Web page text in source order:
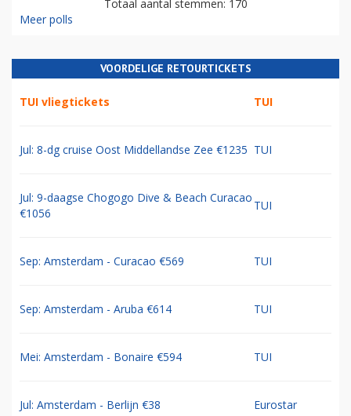
Totaal aantal stemmen: 170
Meer polls
VOORDELIGE RETOURTICKETS
TUI vliegtickets TUI
Jul: 8-dg cruise Oost Middellandse Zee €1235 TUI
Jul: 9-daagse Chogogo Dive & Beach Curacao
€1056
TUI
Sep: Amsterdam - Curacao €569 TUI
Sep: Amsterdam - Aruba €614 TUI
Mei: Amsterdam - Bonaire €594 TUI
Jul: Amsterdam - Berlijn €38 Eurostar